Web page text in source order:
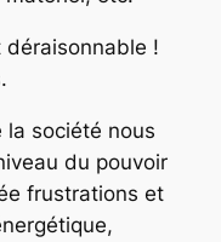
!
la société nous
du pouvoir
frustrations et